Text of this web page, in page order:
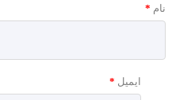
نام *
ایمیل *